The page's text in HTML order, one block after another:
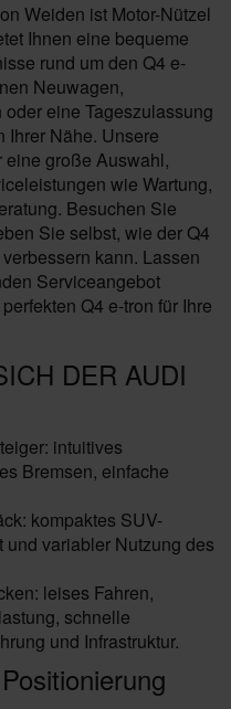
Weiden ist Motor-Nützel
Ihnen eine bequeme
rund um den Q4 e-
Neuwagen,
eine Tageszulassung
Ihrer Nähe. Unsere
eine große Auswahl,
wie Wartung,
Besuchen Sie
Sie selbst, wie der Q4
kann. Lassen
Serviceangebot
Q4 e-tron für Ihre
DER AUDI
intuitives
Bremsen, einfache
kompaktes SUV-
und variabler Nutzung des
leises Fahren,
schnelle
und Infrastruktur.